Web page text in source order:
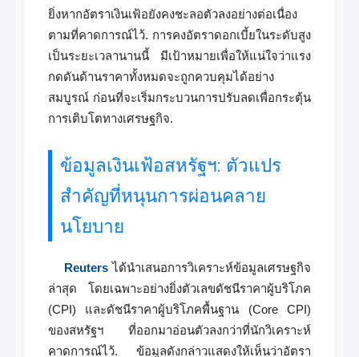
ยิ่งหากอัตราเงินเฟ้อยังคงชะลอตัวลงอย่างต่อเนื่อง
ตามที่คาดการณ์ไว้. การคงอัตราดอกเบี้ยในระดับสูง
เป็นระยะเวลานานนี้ มีเป้าหมายเพื่อให้แน่ใจว่าแรง
กดดันด้านราคาทั้งหมดจะถูกควบคุมได้อย่าง
สมบูรณ์ ก่อนที่จะเริ่มกระบวนการปรับลดเพื่อกระตุ้น
การเติบโตทางเศรษฐกิจ.
ข้อมูลเงินเฟ้อสหรัฐฯ: ตัวแปร
สำคัญที่หนุนการผ่อนคลาย
นโยบาย
Reuters ได้นำเสนอการวิเคราะห์ข้อมูลเศรษฐกิจ
ล่าสุด โดยเฉพาะอย่างยิ่งตัวเลขดัชนีราคาผู้บริโภค
(CPI) และดัชนีราคาผู้บริโภคพื้นฐาน (Core CPI)
ของสหรัฐฯ ที่ออกมาอ่อนตัวลงกว่าที่นักวิเคราะห์
คาดการณ์ไว้. ข้อมูลดังกล่าวแสดงให้เห็นว่าอัตรา